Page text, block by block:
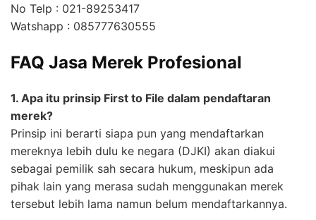
No Telp : 021-89253417
Watshapp : 085777630555
FAQ Jasa Merek Profesional
1. Apa itu prinsip First to File dalam pendaftaran
merek?
Prinsip ini berarti siapa pun yang mendaftarkan
mereknya lebih dulu ke negara (DJKI) akan diakui
sebagai pemilik sah secara hukum, meskipun ada
pihak lain yang merasa sudah menggunakan merek
tersebut lebih lama namun belum mendaftarkannya.